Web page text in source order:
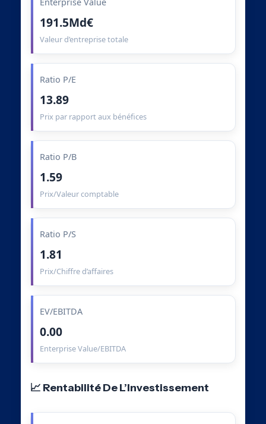
191.5Md€
Valeur d’entreprise totale
Ratio P/E
13.89
Prix par rapport aux bénéfices
Ratio P/B
1.59
Prix/Valeur comptable
Ratio P/S
1.81
Prix/Chiffre d’affaires
EV/EBITDA
0.00
Enterprise Value/EBITDA
📈 Rentabilité De L’Investissement